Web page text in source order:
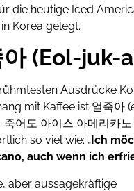
die heutige Iced
Korea gelegt.
아 (Eol-juk-
Ausdrücke
mit Kaffee ist 얼죽아 (
어도 아이스 아메리카노
so viel wie: „Ich
auch wenn ich
aber aussagekräftige